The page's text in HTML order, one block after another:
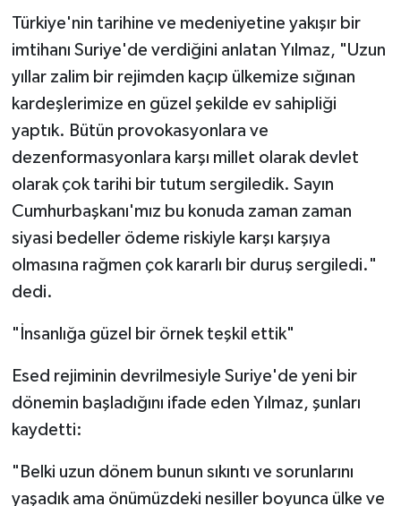
Türkiye'nin tarihine ve medeniyetine yakışır bir
imtihanı Suriye'de verdiğini anlatan Yılmaz, "Uzun
yıllar zalim bir rejimden kaçıp ülkemize sığınan
kardeşlerimize en güzel şekilde ev sahipliği
yaptık. Bütün provokasyonlara ve
dezenformasyonlara karşı millet olarak devlet
olarak çok tarihi bir tutum sergiledik. Sayın
Cumhurbaşkanı'mız bu konuda zaman zaman
siyasi bedeller ödeme riskiyle karşı karşıya
olmasına rağmen çok kararlı bir duruş sergiledi."
dedi.
"İnsanlığa güzel bir örnek teşkil ettik"
Esed rejiminin devrilmesiyle Suriye'de yeni bir
dönemin başladığını ifade eden Yılmaz, şunları
kaydetti:
"Belki uzun dönem bunun sıkıntı ve sorunlarını
yaşadık ama önümüzdeki nesiller boyunca ülke ve
Yaşam